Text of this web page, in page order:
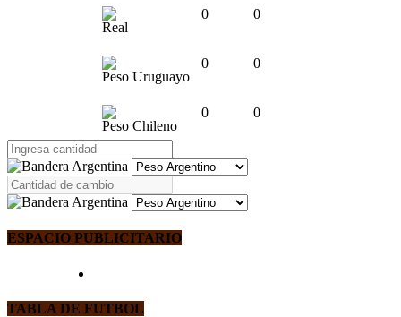
Real
0 0
Peso Uruguayo
0 0
Peso Chileno
0 0
ESPACIO PUBLICITARIO
TABLA DE FUTBOL